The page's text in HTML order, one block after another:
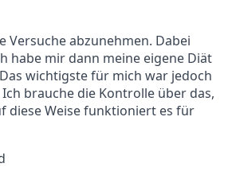
Versuche abzunehmen. Dabei
habe mir dann meine eigene Diät
wichtigste für mich war jedoch
brauche die Kontrolle über das,
diese Weise funktioniert es für